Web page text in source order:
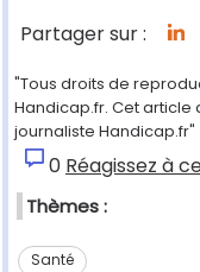
Partager sur :
"Tous droits de
Handicap.fr. Cet article
journaliste Handicap.fr"
0 Réagissez à
Thèmes :
Santé